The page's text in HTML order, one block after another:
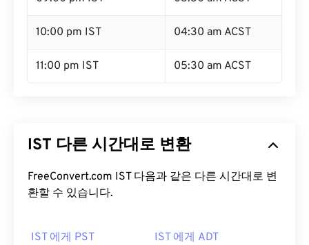
10:00 pm IST 04:30 am ACST
11:00 pm IST 05:30 am ACST
IST 다른 시간대로 변환
FreeConvert.com IST 다음과 같은 다른 시간대로 변
환할 수 있습니다.
IST 에게 PST IST 에게 ADT